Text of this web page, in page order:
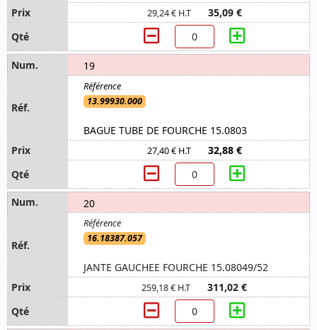
29,24 € H.T 35,09 €
19
13.99930.000
BAGUE TUBE DE FOURCHE 15.0803
27,40 € H.T 32,88 €
20
16.18387.057
JANTE GAUCHEE FOURCHE 15.08049/52
259,18 € H.T 311,02 €